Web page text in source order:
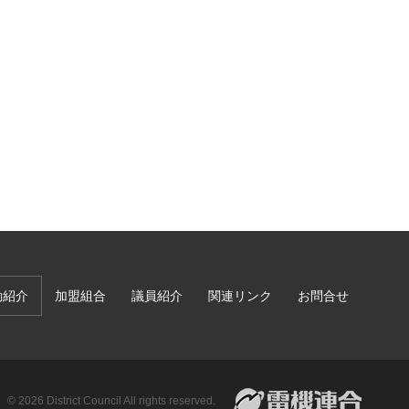
介 加盟組合 議員紹介 関連リンク お問合せ
© 2026 District Council All rights reserved.